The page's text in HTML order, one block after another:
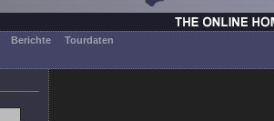
Berichte Tourdaten